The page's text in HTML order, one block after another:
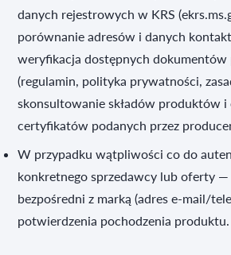
danych rejestrowych w KRS
porównanie adresów i danych
weryfikacja dostępnych dokumentów
(regulamin, polityka prywatności,
skonsultowanie składów produktów
certyfikatów podanych przez
W przypadku wątpliwości co do
konkretnego sprzedawcy lub oferty
bezpośredni z marką (adres e‑mail/
potwierdzenia pochodzenia produktu.